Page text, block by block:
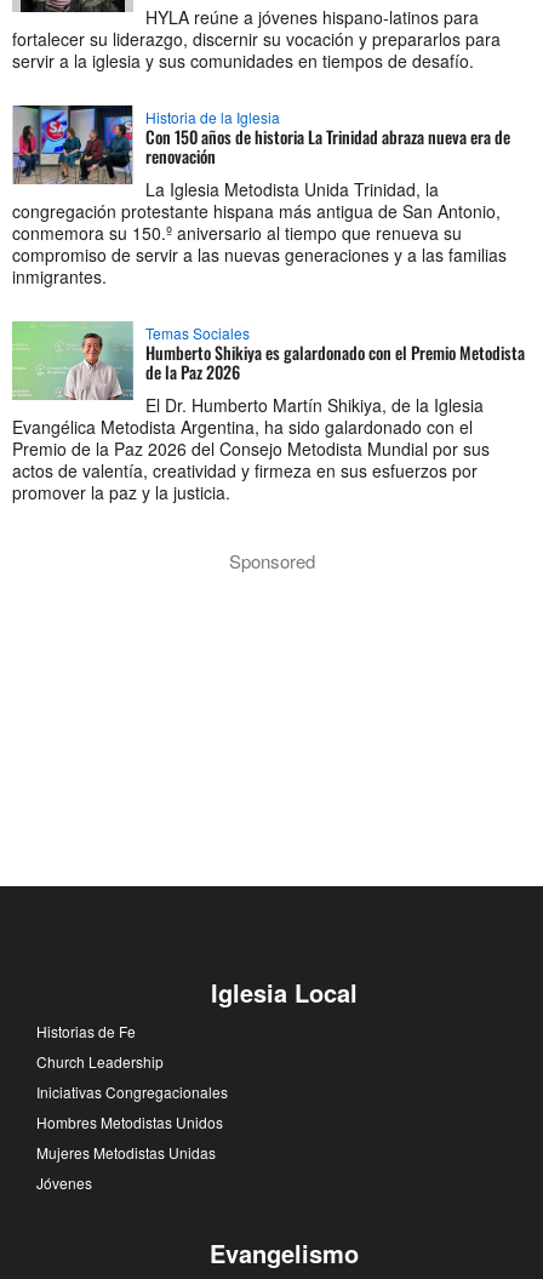
HYLA reúne a jóvenes hispano-latinos para
fortalecer su liderazgo, discernir su vocación y prepararlos para
servir a la iglesia y sus comunidades en tiempos de desafío.
Historia de la Iglesia
Con 150 años de historia La Trinidad abraza nueva era de
renovación
La Iglesia Metodista Unida Trinidad, la
congregación protestante hispana más antigua de San Antonio,
conmemora su 150.º aniversario al tiempo que renueva su
compromiso de servir a las nuevas generaciones y a las familias
inmigrantes.
Temas Sociales
Humberto Shikiya es galardonado con el Premio Metodista
de la Paz 2026
El Dr. Humberto Martín Shikiya, de la Iglesia
Evangélica Metodista Argentina, ha sido galardonado con el
Premio de la Paz 2026 del Consejo Metodista Mundial por sus
actos de valentía, creatividad y firmeza en sus esfuerzos por
promover la paz y la justicia.
Sponsored
Iglesia Local
Historias de Fe
Church Leadership
Iniciativas Congregacionales
Hombres Metodistas Unidos
Mujeres Metodistas Unidas
Jóvenes
Evangelismo